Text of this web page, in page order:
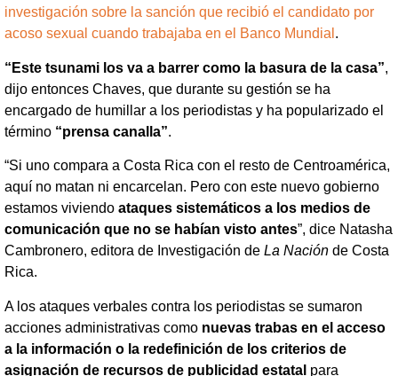
investigación sobre la sanción que recibió el candidato por
acoso sexual cuando trabajaba en el Banco Mundial .
“Este tsunami los va a barrer como la basura de la casa”,
dijo entonces Chaves, que durante su gestión se ha
encargado de humillar a los periodistas y ha popularizado el
término “prensa canalla”.
“Si uno compara a Costa Rica con el resto de Centroamérica,
aquí no matan ni encarcelan. Pero con este nuevo gobierno
estamos viviendo ataques sistemáticos a los medios de
comunicación que no se habían visto antes”, dice Natasha
Cambronero, editora de Investigación de La Nación de Costa
Rica.
A los ataques verbales contra los periodistas se sumaron
acciones administrativas como nuevas trabas en el acceso
a la información o la redefinición de los criterios de
asignación de recursos de publicidad estatal para